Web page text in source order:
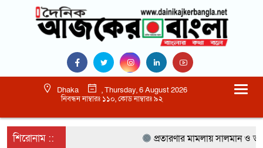
Dhaka
, Thursday, 6 August 2026
নিবন্ধন নাম্বারঃ ১১০, কোড নাম্বারঃ ৯২
শিরোনাম :: প্রতারণার মামলায় সালমান ও তার